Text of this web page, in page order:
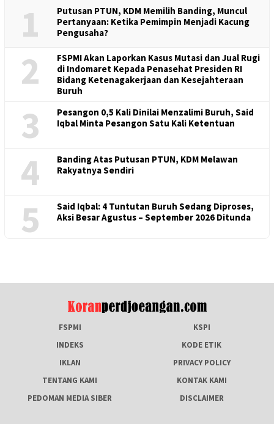
1
Putusan PTUN, KDM Memilih Banding, Muncul
Pertanyaan: Ketika Pemimpin Menjadi Kacung
Pengusaha?
2
FSPMI Akan Laporkan Kasus Mutasi dan Jual Rugi
di Indomaret Kepada Penasehat Presiden RI
Bidang Ketenagakerjaan dan Kesejahteraan
Buruh
3
Pesangon 0,5 Kali Dinilai Menzalimi Buruh, Said
Iqbal Minta Pesangon Satu Kali Ketentuan
4
Banding Atas Putusan PTUN, KDM Melawan
Rakyatnya Sendiri
5
Said Iqbal: 4 Tuntutan Buruh Sedang Diproses,
Aksi Besar Agustus – September 2026 Ditunda
FSPMI
KSPI
INDEKS
KODE ETIK
IKLAN
PRIVACY POLICY
TENTANG KAMI
KONTAK KAMI
PEDOMAN MEDIA SIBER
DISCLAIMER